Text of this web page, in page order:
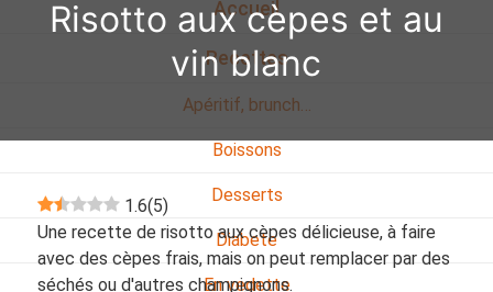
Accueil
Recettes
Apéritif, brunch…
Boissons
Desserts
Diabete
En vedette
Risotto aux cèpes et au
vin blanc
1.6(5)
Une recette de risotto aux cèpes délicieuse, à faire
avec des cèpes frais, mais on peut remplacer par des
séchés ou d'autres champignons.